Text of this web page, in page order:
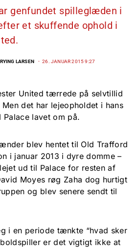
genfundet spilleglæden i
et skuffende ophold i
LARSEN 26. JANUAR 2015 9:27
United tærrede på selvtillid
det har lejeopholdet i hans
lavet om på.
blev hentet til Old Trafford
i januar 2013 i dyre domme –
ud til Palace for resten af
Moyes røg Zaha dog hurtigt
og blev senere sendt til
i en periode tænkte “hvad sker
er det vigtigt ikke at